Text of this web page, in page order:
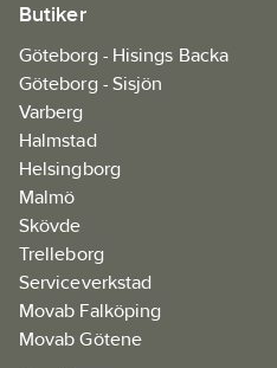
Butiker
Göteborg - Hisings Backa
Göteborg - Sisjön
Varberg
Halmstad
Helsingborg
Malmö
Skövde
Trelleborg
Serviceverkstad
Movab Falköping
Movab Götene